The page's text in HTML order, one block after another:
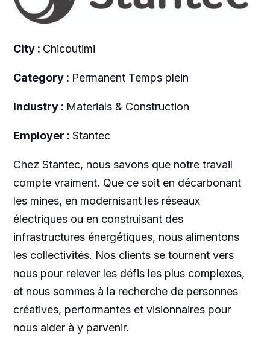
City : Chicoutimi
Category : Permanent Temps plein
Industry : Materials & Construction
Employer : Stantec
Chez Stantec, nous savons que notre travail
compte vraiment. Que ce soit en décarbonant
les mines, en modernisant les réseaux
électriques ou en construisant des
infrastructures énergétiques, nous alimentons
les collectivités. Nos clients se tournent vers
nous pour relever les défis les plus complexes,
et nous sommes à la recherche de personnes
créatives, performantes et visionnaires pour
nous aider à y parvenir.